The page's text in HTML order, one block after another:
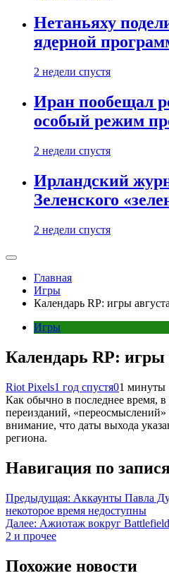
Нетаньяху
ядерной
2 недели спустя
Иран пообещал
особый режим
2 недели спустя
Ирландский
Зеленского
2 недели спустя
Главная
Игры
Календарь RP: игры августа
Игры
Календарь RP: игры
Riot Pixels1 год спустя01 минуты
Как обычно в последнее время, в
переизданий,
внимание, что даты выхода
региона.
Навигация по
Предыдущая: Аккаунты Павла
некоторое время недоступны
Далее: Ажиотаж вокруг
2 и прочее
Похожие новости